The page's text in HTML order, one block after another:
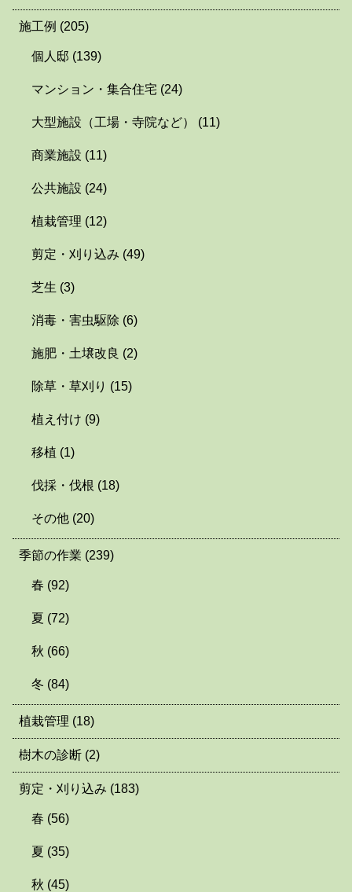
施工例 (205)
個人邸 (139)
マンション・集合住宅 (24)
大型施設（工場・寺院など） (11)
商業施設 (11)
公共施設 (24)
植栽管理 (12)
剪定・刈り込み (49)
芝生 (3)
消毒・害虫駆除 (6)
施肥・土壌改良 (2)
除草・草刈り (15)
植え付け (9)
移植 (1)
伐採・伐根 (18)
その他 (20)
季節の作業 (239)
春 (92)
夏 (72)
秋 (66)
冬 (84)
植栽管理 (18)
樹木の診断 (2)
剪定・刈り込み (183)
春 (56)
夏 (35)
秋 (45)